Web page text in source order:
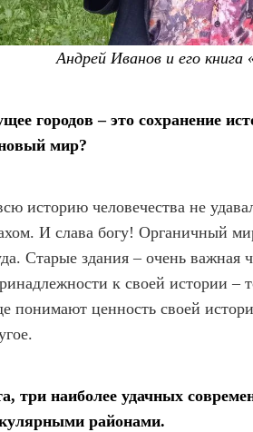
Андрей Иванов и его
городов – это сохранение
мир?
историю человечества не
И слава богу! Органичный
Старые здания – очень
к своей истории –
понимают ценность своей
три наиболее удачных
районами.